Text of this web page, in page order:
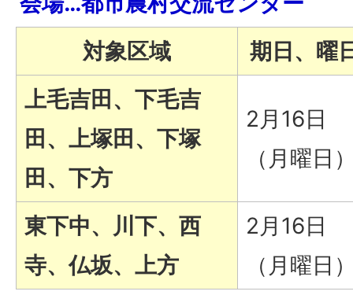
対象区域
期日、曜
上毛吉田、下毛吉
田、上塚田、下塚
田、下方
2月16日
（月曜日
東下中、川下、西
寺、仏坂、上方
2月16日
（月曜日